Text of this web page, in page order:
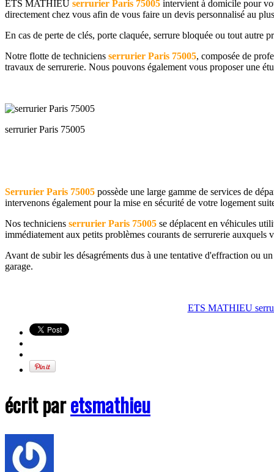
ETS MATHIEU serrurier Paris 75005 intervient à domicile pour
directement chez vous afin de vous faire un devis personnalisé au
En cas de perte de clés, porte claquée, serrure bloquée ou tout autre
Notre flotte de techniciens serrurier Paris 75005, composée de
travaux de serrurerie. Nous pouvons également vous proposer une
serrurier Paris 75005
Serrurier Paris 75005 possède une large gamme de services de
intervenons également pour la mise en sécurité de votre logement
Nos techniciens serrurier Paris 75005 se déplacent en véhicules
immédiatement aux petits problèmes courants de serrurerie
Avant de subir les désagréments dus à une tentative d'effraction ou
garage.
ETS MATHIEU
écrit paretsmathieu